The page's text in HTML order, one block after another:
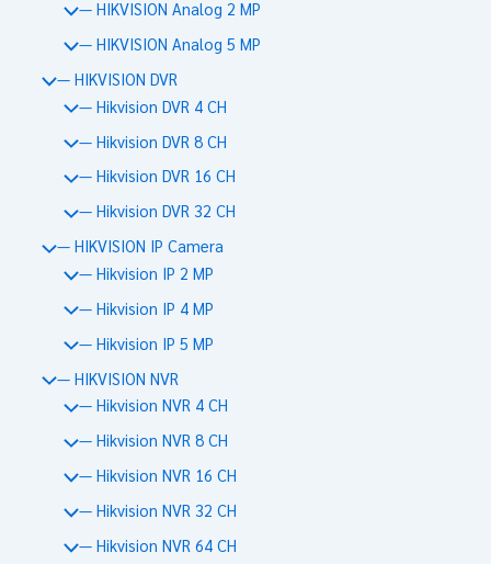
— HIKVISION Analog 2 MP
— HIKVISION Analog 5 MP
— HIKVISION DVR
— Hikvision DVR 4 CH
— Hikvision DVR 8 CH
— Hikvision DVR 16 CH
— Hikvision DVR 32 CH
— HIKVISION IP Camera
— Hikvision IP 2 MP
— Hikvision IP 4 MP
— Hikvision IP 5 MP
— HIKVISION NVR
— Hikvision NVR 4 CH
— Hikvision NVR 8 CH
— Hikvision NVR 16 CH
— Hikvision NVR 32 CH
— Hikvision NVR 64 CH